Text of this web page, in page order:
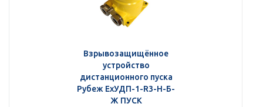
Взрывозащищённое
устройство
дистанционного пуска
Рубеж ЕхУДП-1-R3-Н-Б-
Ж ПУСК